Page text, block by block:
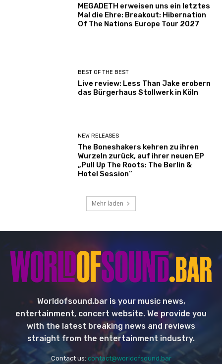
MEGADETH erweisen uns ein letztes
Mal die Ehre: Breakout: Hibernation
Of The Nations Europe Tour 2027
BEST OF THE BEST
Live review: Less Than Jake erobern
das Bürgerhaus Stollwerk in Köln
NEW RELEASES
The Boneshakers kehren zu ihren
Wurzeln zurück, auf ihrer neuen EP
„Pull Up The Roots: The Berlin &
Hotel Session“
Mehr laden
Worldofsound.bar is your music news,
entertainment, concert website. We provide you
with the latest breaking news and reviews
straight from the entertainment industry.
Contact us: contact@worldofsound.bar